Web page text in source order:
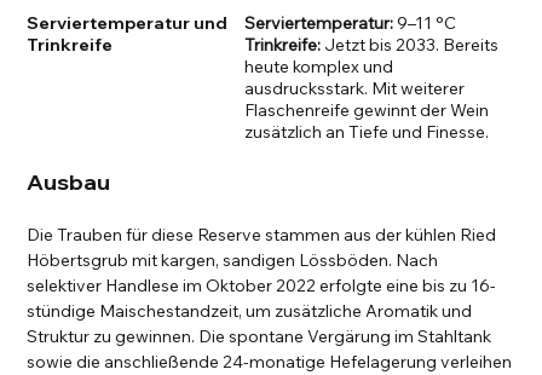
Serviertemperatur und
Trinkreife
Serviertemperatur:9–11 °C
Trinkreife:Jetzt bis 2033. Bereits
heute komplex und
ausdrucksstark. Mit weiterer
Flaschenreife gewinnt der Wein
zusätzlich an Tiefe und Finesse.
Ausbau
Die Trauben für diese Reserve stammen aus der kühlen Ried
Höbertsgrub mit kargen, sandigen Lössböden. Nach
selektiver Handlese im Oktober 2022 erfolgte eine bis zu 16-
stündige Maischestandzeit, um zusätzliche Aromatik und
Struktur zu gewinnen. Die spontane Vergärung im Stahltank
sowie die anschließende 24-monatige Hefelagerung verleihen